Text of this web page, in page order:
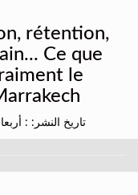
rétention,
Ce que
le
تاريخ النشر: : أربعاء 12 ديسمبر